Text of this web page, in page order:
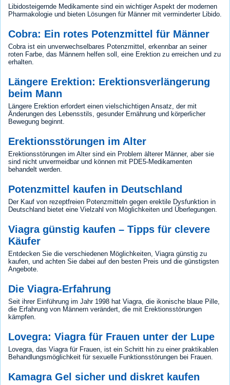
Libidosteigernde Medikamente sind ein wichtiger Aspekt der modernen
Pharmakologie und bieten Lösungen für Männer mit verminderter Libido.
Cobra: Ein rotes Potenzmittel für Männer
Cobra ist ein unverwechselbares Potenzmittel, erkennbar an seiner
roten Farbe, das Männern helfen soll, eine Erektion zu erreichen und zu
erhalten.
Längere Erektion: Erektionsverlängerung
beim Mann
Längere Erektion erfordert einen vielschichtigen Ansatz, der mit
Änderungen des Lebensstils, gesunder Ernährung und körperlicher
Bewegung beginnt.
Erektionsstörungen im Alter
Erektionsstörungen im Alter sind ein Problem älterer Männer, aber sie
sind nicht unvermeidbar und können mit PDE5-Medikamenten
behandelt werden.
Potenzmittel kaufen in Deutschland
Der Kauf von rezeptfreien Potenzmitteln gegen erektile Dysfunktion in
Deutschland bietet eine Vielzahl von Möglichkeiten und Überlegungen.
Viagra günstig kaufen – Tipps für clevere
Käufer
Entdecken Sie die verschiedenen Möglichkeiten, Viagra günstig zu
kaufen, und achten Sie dabei auf den besten Preis und die günstigsten
Angebote.
Die Viagra-Erfahrung
Seit ihrer Einführung im Jahr 1998 hat Viagra, die ikonische blaue Pille,
die Erfahrung von Männern verändert, die mit Erektionsstörungen
kämpfen.
Lovegra: Viagra für Frauen unter der Lupe
Lovegra, das Viagra für Frauen, ist ein Schritt hin zu einer praktikablen
Behandlungsmöglichkeit für sexuelle Funktionsstörungen bei Frauen.
Kamagra Gel sicher und diskret kaufen